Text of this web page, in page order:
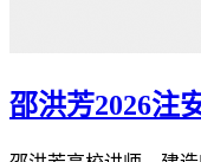
邵洪芳2026注